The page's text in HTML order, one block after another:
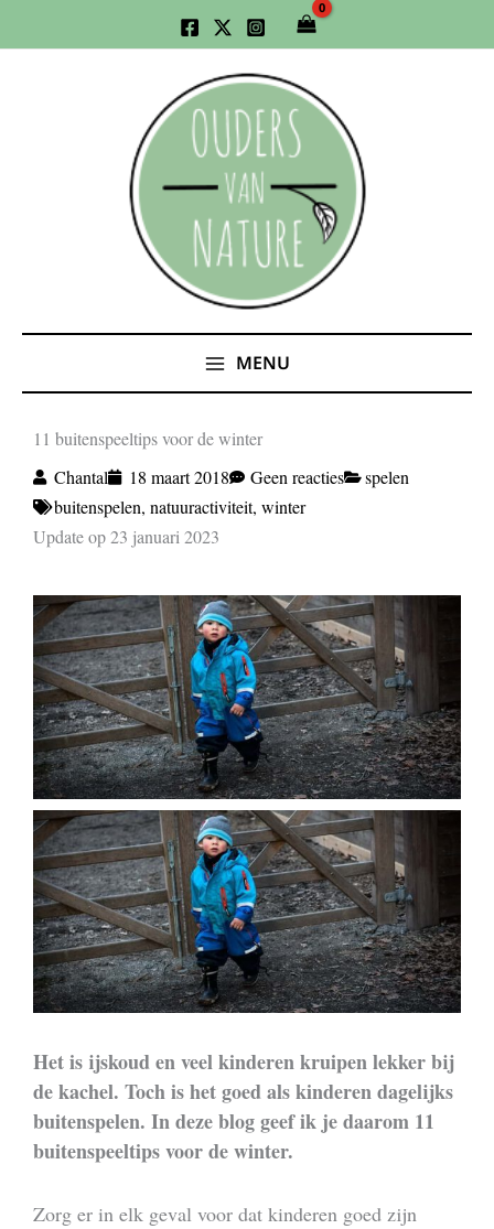
naar
MENU
11 buitenspeeltips voor de winter
Chantal
18 maart 2018 Geen reacties
spelen
buitenspelen, natuuractiviteit, winter
Update op 23 januari 2023
Het is ijskoud en veel kinderen kruipen lekker bij
de kachel. Toch is het goed als kinderen dagelijks
buitenspelen. In deze blog geef ik je daarom 11
buitenspeeltips voor de winter.
Zorg er in elk geval voor dat kinderen goed zijn